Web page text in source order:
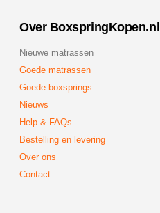
Over BoxspringKopen.nl
Nieuwe matrassen
Goede matrassen
Goede boxsprings
Nieuws
Help & FAQs
Bestelling en levering
Over ons
Contact